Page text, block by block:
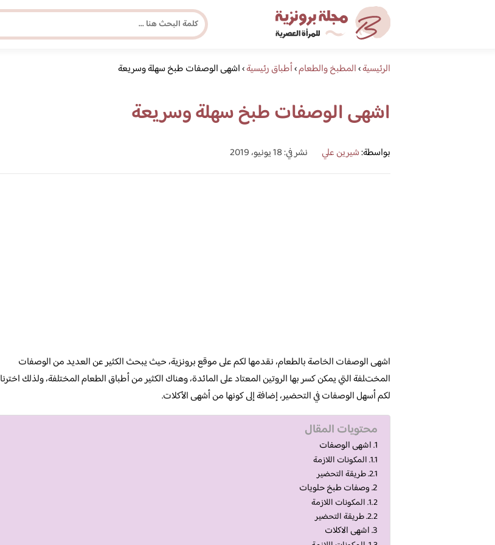
مجلة برونزية للفتاة العصرية
ابحث عن أي موضوع يهمك
الرئيسية›المطبخ والطعام›أطباق رئيسية›اشهى الوصفات طبخ سهلة وسريعة
اشهى الوصفات طبخ سهلة وسريعة
بواسطة:شيرين علي نشر في: 18 يونيو، 2019
اشهى الوصفات الخاصة بالطعام، نقدمها لكم على موقع برونزية، حيث يبحث الكثير عن العديد من الوصفات
المختلفة التي يمكن كسر بها الروتين المعتاد على المائدة، وهناك الكثير من أطباق الطعام المختلفة، ولذلك اخترنا
لكم أسهل الوصفات في التحضير، إضافة إلى كونها من أشهى الأكلات.
محتويات المقال
اشهى الوصفات
المكونات اللازمة
طريقة التحضير
وصفات طبخ حلويات
المكونات اللازمة
طريقة التحضير
اشهى الاكلات